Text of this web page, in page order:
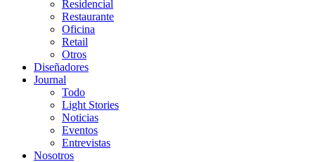
Residencial
Restaurante
Oficina
Retail
Otros
Diseñadores
Journal
Todo
Light Stories
Noticias
Eventos
Entrevistas
Nosotros